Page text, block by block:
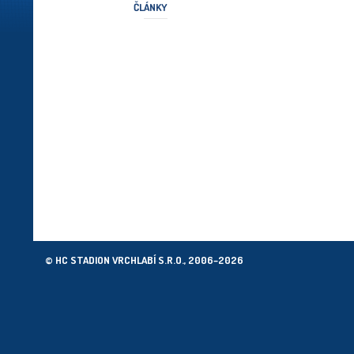
ČLÁNKY
© HC STADION VRCHLABÍ S.R.O., 2006–2026